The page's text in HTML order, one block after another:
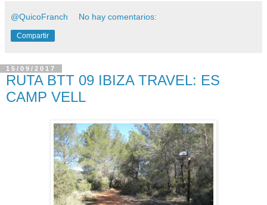
@QuicoFranch No hay comentarios:
Compartir
15/09/2017
RUTA BTT 09 IBIZA TRAVEL: ES
CAMP VELL